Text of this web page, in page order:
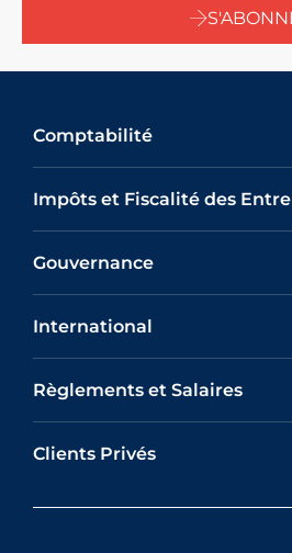
Comptabilité
Impôts et Fiscalité des
Gouvernance
International
Règlements et Salaires
Clients Privés